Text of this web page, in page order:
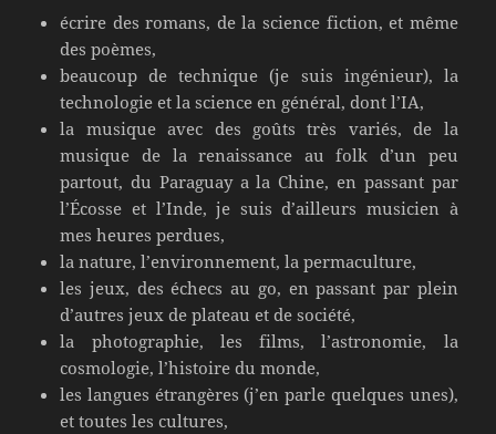
écrire des romans, de la science fiction, et même
des poèmes,
beaucoup de technique (je suis ingénieur), la
technologie et la science en général, dont l’IA,
la musique avec des goûts très variés, de la
musique de la renaissance au folk d’un peu
partout, du Paraguay a la Chine, en passant par
l’Écosse et l’Inde, je suis d’ailleurs musicien à
mes heures perdues,
la nature, l’environnement, la permaculture,
les jeux, des échecs au go, en passant par plein
d’autres jeux de plateau et de société,
la photographie, les films, l’astronomie, la
cosmologie, l’histoire du monde,
les langues étrangères (j’en parle quelques unes),
et toutes les cultures,